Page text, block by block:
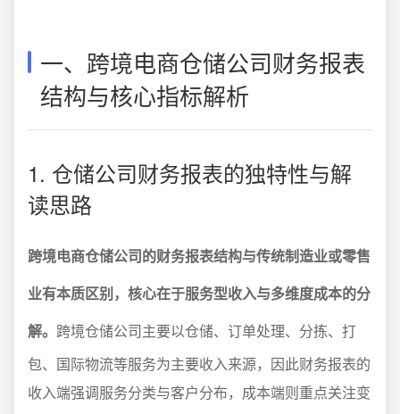
一、跨境电商仓储公司财务报表
结构与核心指标解析
1. 仓储公司财务报表的独特性与解
读思路
跨境电商仓储公司的财务报表结构与传统制造业或零售
业有本质区别，核心在于服务型收入与多维度成本的分
解。 跨境仓储公司主要以仓储、订单处理、分拣、打
包、国际物流等服务为主要收入来源，因此财务报表的
收入端强调服务分类与客户分布，成本端则重点关注变